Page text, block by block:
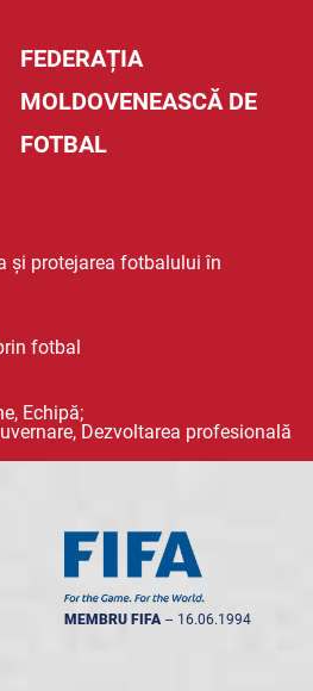
FEDERAȚIA
MOLDOVENEASCĂ DE
FOTBAL
și protejarea fotbalului în
fotbal
Echipă;
Dezvoltarea profesională
MEMBRU FIFA -- 16.06.1994